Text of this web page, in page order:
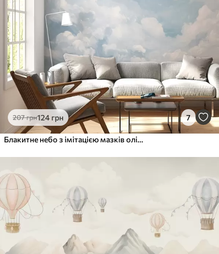
Преміум Вініл
1216 грн /м²
Peel and Stick
1458875 грн/м²
207грн124 грн 7
Блакитне небо з імітацією мазків олійними фарбами